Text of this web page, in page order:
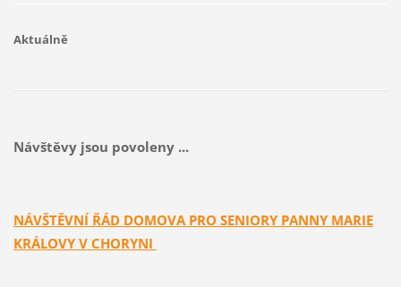
Aktuálně
Návštěvy jsou povoleny ...
NÁVŠTĚVNÍ ŘÁD DOMOVA PRO SENIORY PANNY MARIE
KRÁLOVY V CHORYNI